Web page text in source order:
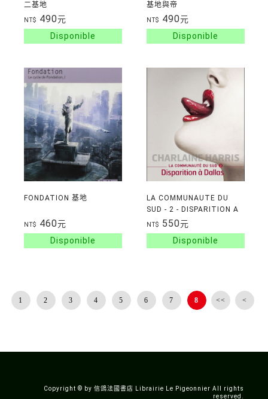
二基地
NT$ 490元
基地與帝
NT$ 490元
FONDATION 基地
NT$ 460元
LA COMMUNAUTE DU
SUD - 2 - DISPARITION A
DALLAS
NT$ 550元
1 2 3 4 5 6 7 8 << <
Copyright © by 信鴿法國書店 Librairie Le Pigeonnier All rights
reserved.